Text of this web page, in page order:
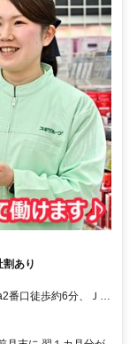
あり
番口徒歩約6分、ＪＲ
御堂筋線